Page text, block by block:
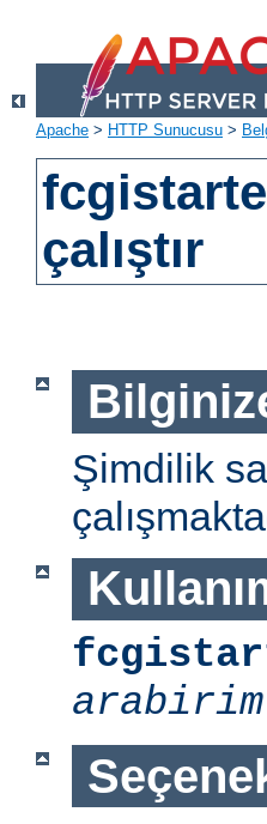
Apache > HTTP Sunucusu >
çalıştır
Şimdilik
arabirim